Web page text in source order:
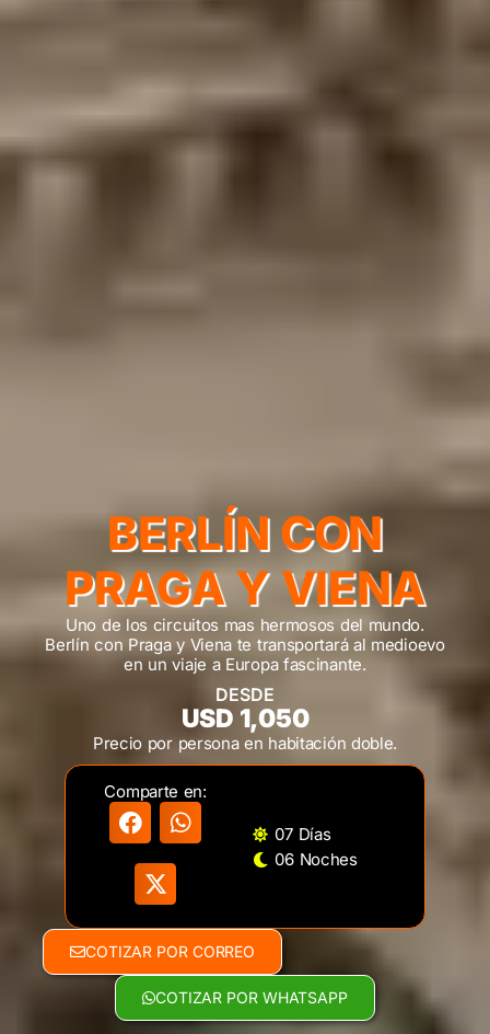
BERLÍN CON
PRAGA Y VIENA
Uno de los circuitos mas hermosos del mundo.
Berlín con Praga y Viena te transportará al medioevo
en un viaje a Europa fascinante.
DESDE
USD 1,050
Precio por persona en habitación doble.
Comparte en:
07 Días
06 Noches
COTIZAR POR CORREO
COTIZAR POR WHATSAPP